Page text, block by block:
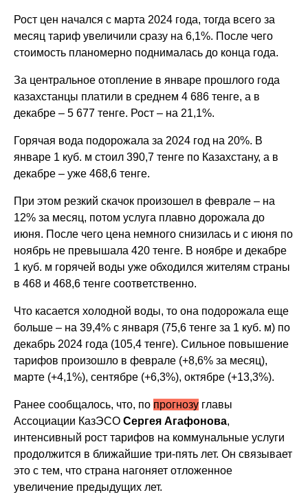
Рост цен начался с марта 2024 года, тогда всего за
месяц тариф увеличили сразу на 6,1%. После чего
стоимость планомерно поднималась до конца года.
За центральное отопление в январе прошлого года
казахстанцы платили в среднем 4 686 тенге, а в
декабре – 5 677 тенге. Рост – на 21,1%.
Горячая вода подорожала за 2024 год на 20%. В
январе 1 куб. м стоил 390,7 тенге по Казахстану, а в
декабре – уже 468,6 тенге.
При этом резкий скачок произошел в феврале – на
12% за месяц, потом услуга плавно дорожала до
июня. После чего цена немного снизилась и с июня по
ноябрь не превышала 420 тенге. В ноябре и декабре
1 куб. м горячей воды уже обходился жителям страны
в 468 и 468,6 тенге соответственно.
Что касается холодной воды, то она подорожала еще
больше – на 39,4% с января (75,6 тенге за 1 куб. м) по
декабрь 2024 года (105,4 тенге). Сильное повышение
тарифов произошло в феврале (+8,6% за месяц),
марте (+4,1%), сентябре (+6,3%), октябре (+13,3%).
Ранее сообщалось, что, по прогнозу главы
Ассоциации КазЭСОСергея Агафонова,
интенсивный рост тарифов на коммунальные услуги
продолжится в ближайшие три-пять лет. Он связывает
это с тем, что страна нагоняет отложенное
увеличение предыдущих лет.